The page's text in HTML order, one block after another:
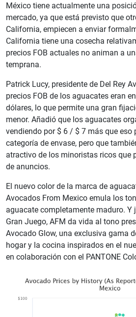
México tiene actualmente una
mercado, ya que está previsto que
California, empiecen a enviar
California tiene una cosecha
precios FOB actuales no animan a
temprana.
Patrick Lucy, presidente de Del Rey
precios FOB de los aguacates eran
dólares, lo que permite una gran
menor. Añadió que los aguacates
vendiendo por $ 6 / $ 7 más que eso
categoría de envase, pero que
atractivo de los minoristas ricos que
de anuncios.
El nuevo color de la marca de
Avocados From Mexico emula los
aguacate completamente maduro. Y
Gran Juego, AFM da vida al tono
Avocado Glow, una exclusiva gama
hogar y la cocina inspirados en el
en colaboración con el PANTONE